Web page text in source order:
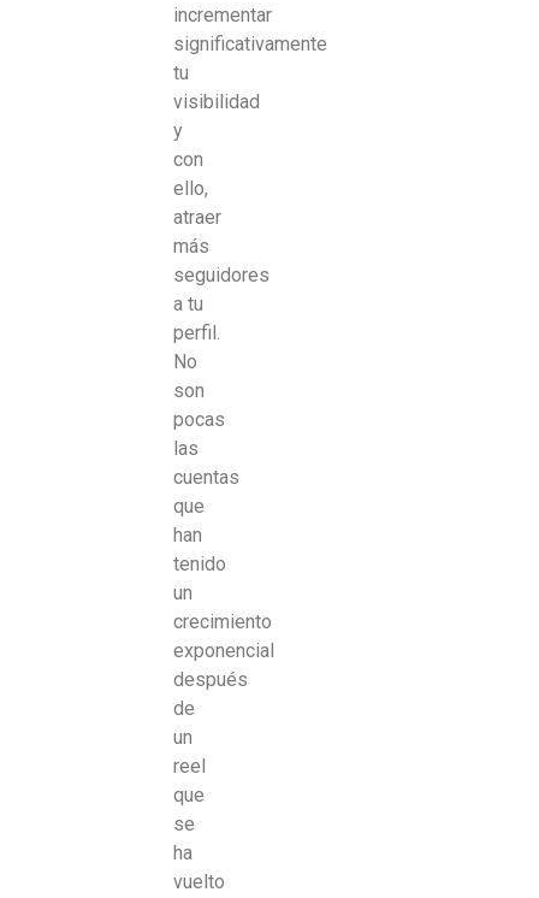
incrementar
significativamente
tu
visibilidad
y
con
ello,
atraer
más
seguidores
a tu
perfil.
No
son
pocas
las
cuentas
que
han
tenido
un
crecimiento
exponencial
después
de
un
reel
que
se
ha
vuelto